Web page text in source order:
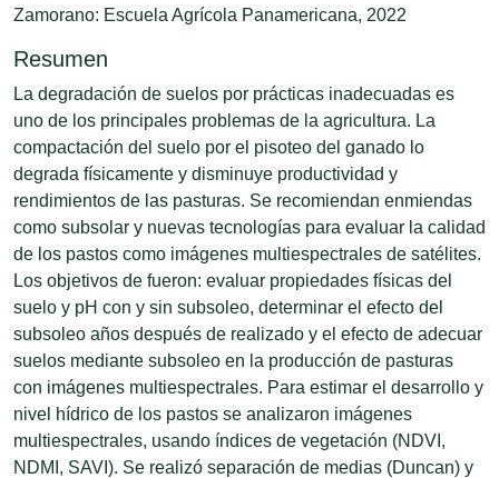
Zamorano: Escuela Agrícola Panamericana, 2022
Resumen
La degradación de suelos por prácticas inadecuadas es
uno de los principales problemas de la agricultura. La
compactación del suelo por el pisoteo del ganado lo
degrada físicamente y disminuye productividad y
rendimientos de las pasturas. Se recomiendan enmiendas
como subsolar y nuevas tecnologías para evaluar la calidad
de los pastos como imágenes multiespectrales de satélites.
Los objetivos de fueron: evaluar propiedades físicas del
suelo y pH con y sin subsoleo, determinar el efecto del
subsoleo años después de realizado y el efecto de adecuar
suelos mediante subsoleo en la producción de pasturas
con imágenes multiespectrales. Para estimar el desarrollo y
nivel hídrico de los pastos se analizaron imágenes
multiespectrales, usando índices de vegetación (NDVI,
NDMI, SAVI). Se realizó separación de medias (Duncan) y